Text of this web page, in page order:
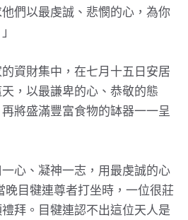
們以最虔誠、悲憫的心，為你
資財集中，在七月十五日安居
，以最謙卑的心、恭敬的態
將盛滿豐富食物的缽器一一呈
心、凝神一志，用最虔誠的心
晚目犍連尊者打坐時，一位很莊
拜。目犍連認不出這位天人是